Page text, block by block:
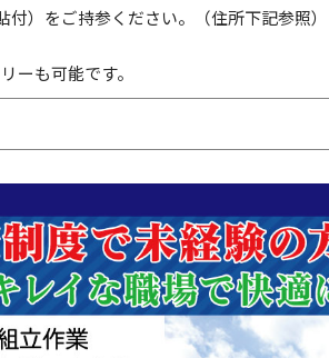
）をご持参ください。（住所下記参照）
ーも可能です。